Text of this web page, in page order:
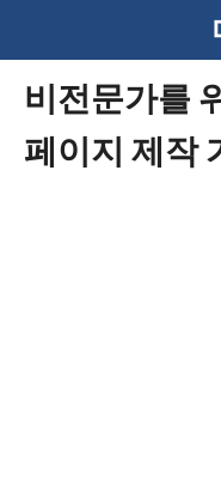
텐
비전문가를
페이지 제작